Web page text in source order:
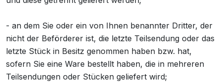
- an dem Sie oder ein von Ihnen benannter Dritter, der
nicht der Beförderer ist, die letzte Teilsendung oder das
letzte Stück in Besitz genommen haben bzw. hat,
sofern Sie eine Ware bestellt haben, die in mehreren
Teilsendungen oder Stücken geliefert wird;